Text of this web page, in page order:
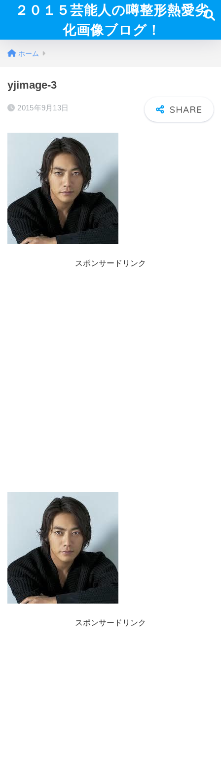
２０１５芸能人の噂整形熱愛劣
化画像ブログ！
ホーム
yjimage-3
2015年9月13日
スポンサードリンク
スポンサードリンク